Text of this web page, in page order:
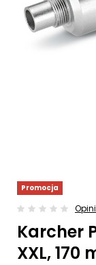
Promocja
Karcher
XXL, 170